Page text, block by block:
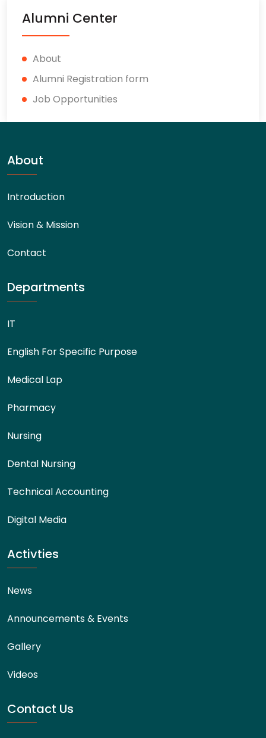
Alumni Center
About
Alumni Registration form
Job Opportunities
About
Introduction
Vision & Mission
Contact
Departments
IT
English For Specific Purpose
Medical Lap
Pharmacy
Nursing
Dental Nursing
Technical Accounting
Digital Media
Activties
News
Announcements & Events
Gallery
Videos
Contact Us